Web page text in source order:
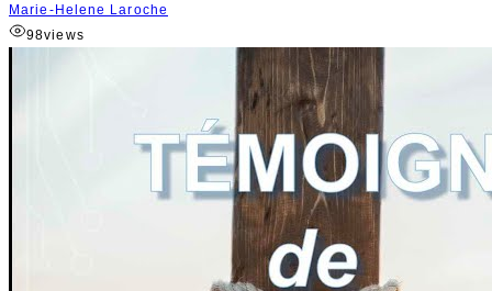
Marie-Helene Laroche
98views